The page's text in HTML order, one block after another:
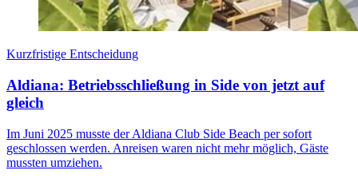
Kurzfristige Entscheidung
Aldiana: Betriebsschließung in Side von jetzt auf
gleich
Im Juni 2025 musste der Aldiana Club Side Beach per sofort
geschlossen werden. Anreisen waren nicht mehr möglich, Gäste
mussten umziehen.